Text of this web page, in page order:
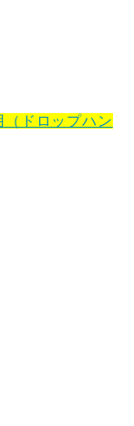
ドロップハン